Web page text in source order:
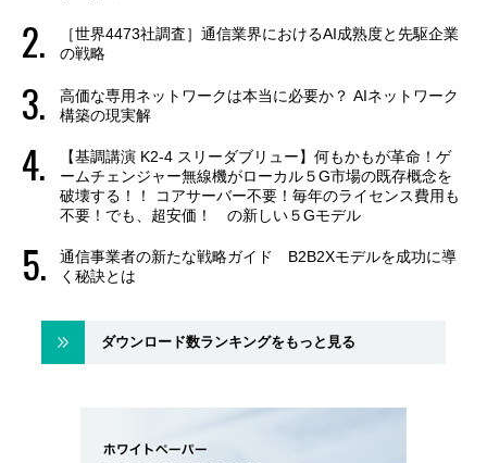
［世界4473社調査］通信業界におけるAI成熟度と先駆企業
の戦略
高価な専用ネットワークは本当に必要か？ AIネットワーク
構築の現実解
【基調講演 K2-4 スリーダブリュー】何もかもが革命！ゲ
ームチェンジャー無線機がローカル５G市場の既存概念を
破壊する！！ コアサーバー不要！毎年のライセンス費用も
不要！でも、超安価！ の新しい５Gモデル
通信事業者の新たな戦略ガイド B2B2Xモデルを成功に導
く秘訣とは
ダウンロード数ランキングをもっと見る